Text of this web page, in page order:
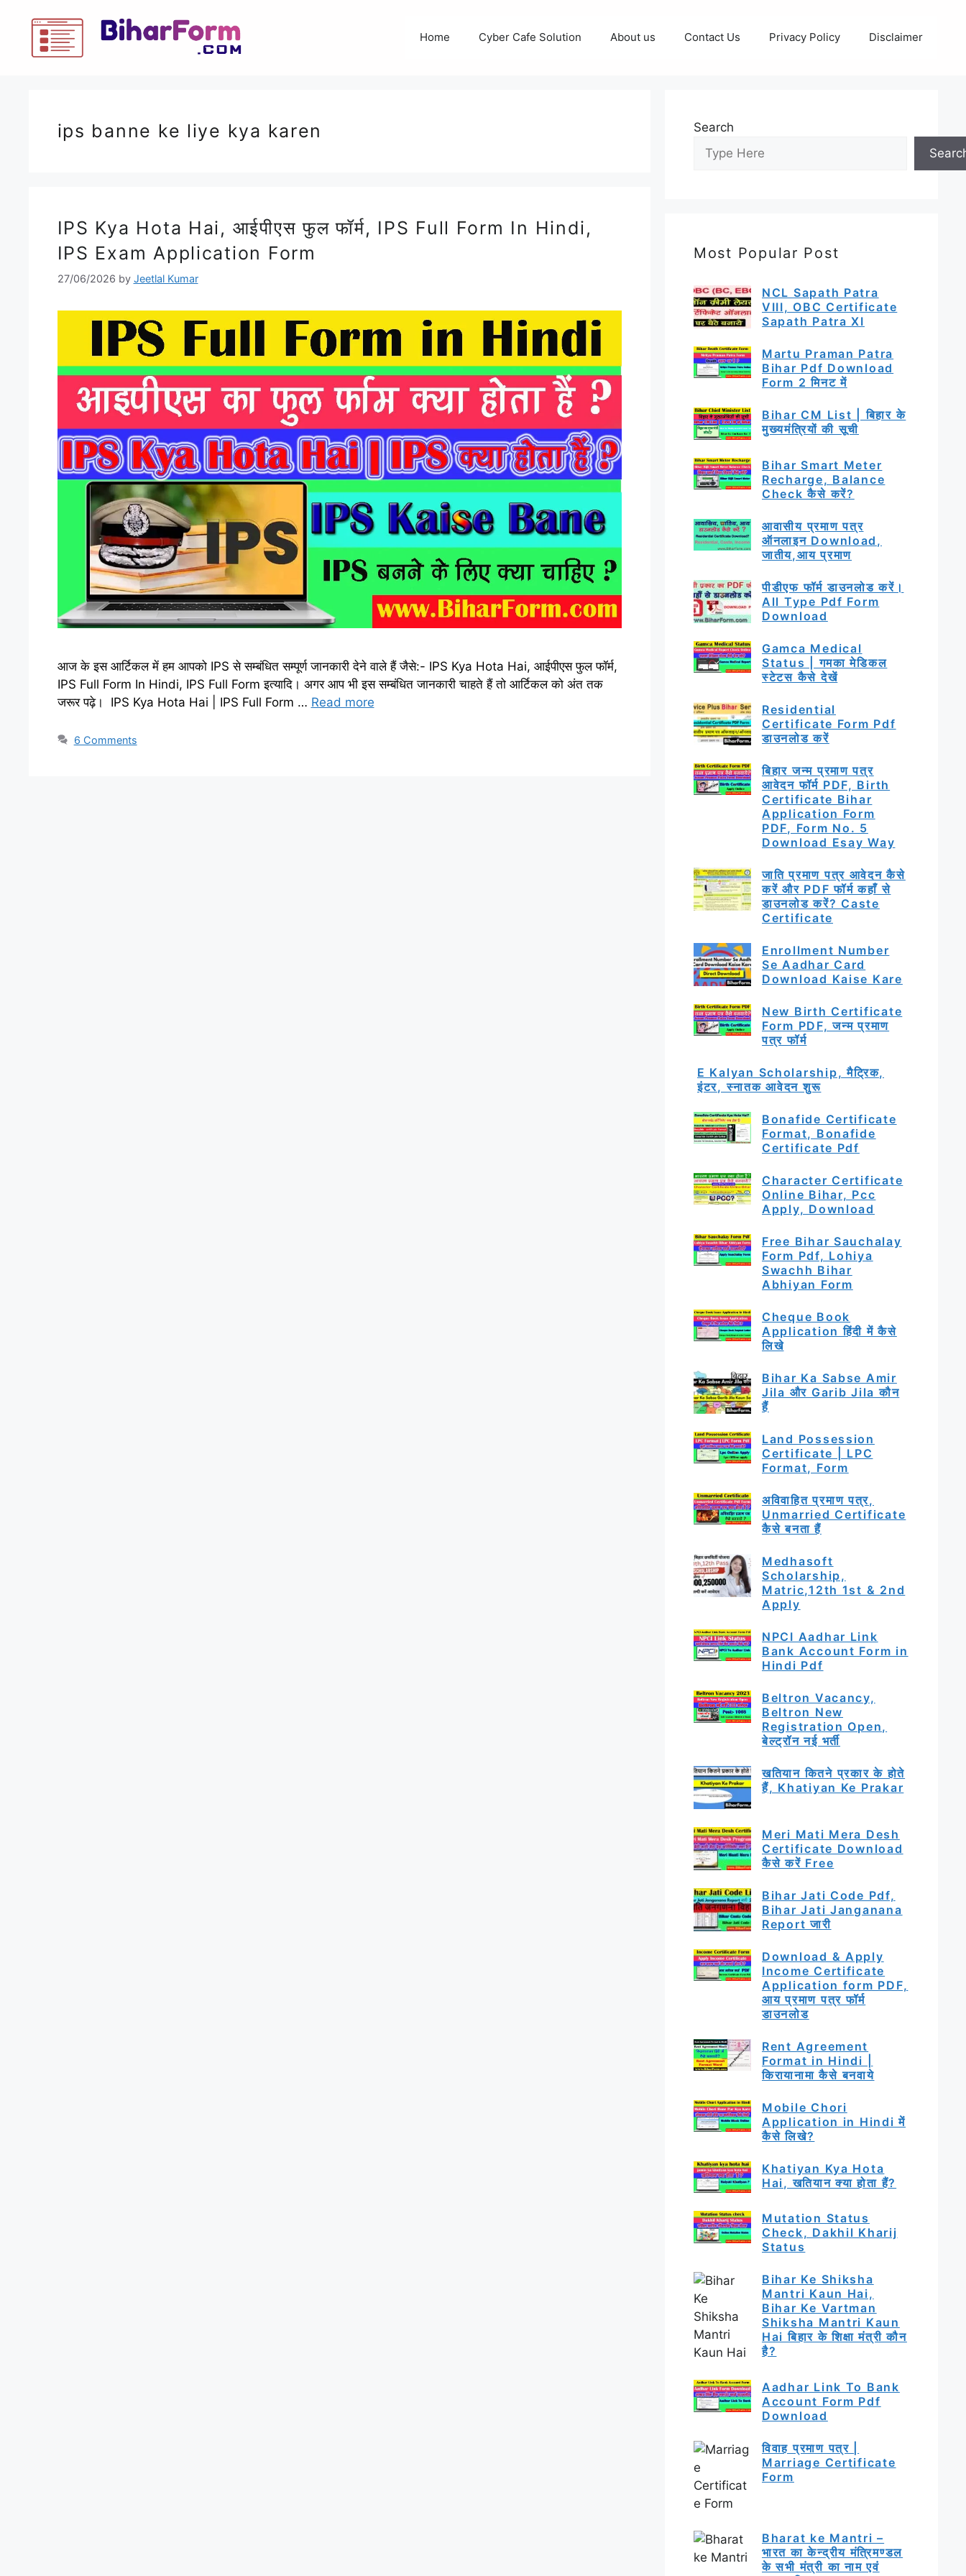
Home Cyber Cafe Solution About us Contact Us Privacy Policy Disclaimer
ips banne ke liye kya karen
IPS Kya Hota Hai, आईपीएस फुल फॉर्म, IPS Full Form In Hindi,
IPS Exam Application Form
27/06/2026 by Jeetlal Kumar
आज के इस आर्टिकल में हम आपको IPS से सम्बंधित सम्पूर्ण जानकारी देने वाले हैं जैसे:- IPS Kya Hota Hai, आईपीएस फुल फॉर्म,
IPS Full Form In Hindi, IPS Full Form इत्यादि। अगर आप भी इस सम्बंधित जानकारी चाहते हैं तो आर्टिकल को अंत तक
जरूर पढ़े। IPS Kya Hota Hai | IPS Full Form … Read more
6 Comments
Search
Most Popular Post
NCL Sapath Patra
VIII, OBC Certificate
Sapath Patra XI
Martu Praman Patra
Bihar Pdf Download
Form 2 मिनट में
Bihar CM List | बिहार के
मुख्यमंत्रियों की सूची
Bihar Smart Meter
Recharge, Balance
Check कैसे करें?
आवासीय प्रमाण पत्र
ऑनलाइन Download,
जातीय,आय प्रमाण
पीडीएफ फॉर्म डाउनलोड करें।
All Type Pdf Form
Download
Gamca Medical
Status | गमका मेडिकल
स्टेटस कैसे देखें
Residential
Certificate Form Pdf
डाउनलोड करें
बिहार जन्म प्रमाण पत्र
आवेदन फॉर्म PDF, Birth
Certificate Bihar
Application Form
PDF, Form No. 5
Download Esay Way
जाति प्रमाण पत्र आवेदन कैसे
करें और PDF फॉर्म कहाँ से
डाउनलोड करें? Caste
Certificate
Enrollment Number
Se Aadhar Card
Download Kaise Kare
New Birth Certificate
Form PDF, जन्म प्रमाण
पत्र फॉर्म
E Kalyan Scholarship, मैट्रिक,
इंटर, स्नातक आवेदन शुरू
Bonafide Certificate
Format, Bonafide
Certificate Pdf
Character Certificate
Online Bihar, Pcc
Apply, Download
Free Bihar Sauchalay
Form Pdf, Lohiya
Swachh Bihar
Abhiyan Form
Cheque Book
Application हिंदी में कैसे
लिखे
Bihar Ka Sabse Amir
Jila और Garib Jila कौन
हैं
Land Possession
Certificate | LPC
Format, Form
अविवाहित प्रमाण पत्र,
Unmarried Certificate
कैसे बनता हैं
Medhasoft
Scholarship,
Matric,12th 1st & 2nd
Apply
NPCI Aadhar Link
Bank Account Form in
Hindi Pdf
Beltron Vacancy,
Beltron New
Registration Open,
बेल्ट्रॉन नई भर्ती
खतियान कितने प्रकार के होते
हैं, Khatiyan Ke Prakar
Meri Mati Mera Desh
Certificate Download
कैसे करें Free
Bihar Jati Code Pdf,
Bihar Jati Janganana
Report जारी
Download & Apply
Income Certificate
Application form PDF,
आय प्रमाण पत्र फॉर्म
डाउनलोड
Rent Agreement
Format in Hindi |
किरायानामा कैसे बनवाये
Mobile Chori
Application in Hindi में
कैसे लिखे?
Khatiyan Kya Hota
Hai, खतियान क्या होता हैं?
Mutation Status
Check, Dakhil Kharij
Status
Bihar Ke Shiksha
Mantri Kaun Hai,
Bihar Ke Vartman
Shiksha Mantri Kaun
Hai बिहार के शिक्षा मंत्री कौन
है?
Aadhar Link To Bank
Account Form Pdf
Download
विवाह प्रमाण पत्र |
Marriage Certificate
Form
Bharat ke Mantri –
भारत का केन्द्रीय मंत्रिमण्डल
के सभी मंत्री का नाम एवं